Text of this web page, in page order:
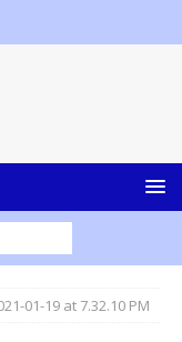
01-19 at 7.32.10 PM